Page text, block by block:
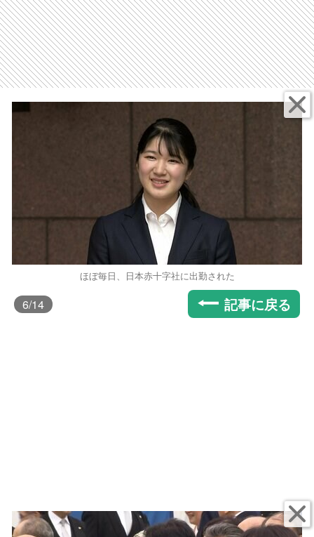
ほぼ毎日、日本赤十字社に出勤された
6/14 記事に戻る